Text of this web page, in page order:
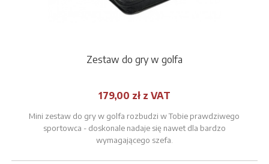
Zestaw do gry w golfa
179,00 zł z VAT
Mini zestaw do gry w golfa rozbudzi w Tobie prawdziwego
sportowca - doskonale nadaje się nawet dla bardzo
wymagającego szefa.